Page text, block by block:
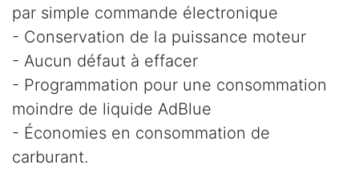
par simple commande électronique
- Conservation de la puissance moteur
- Aucun défaut à effacer
- Programmation pour une consommation
moindre de liquide AdBlue
- Économies en consommation de
carburant.